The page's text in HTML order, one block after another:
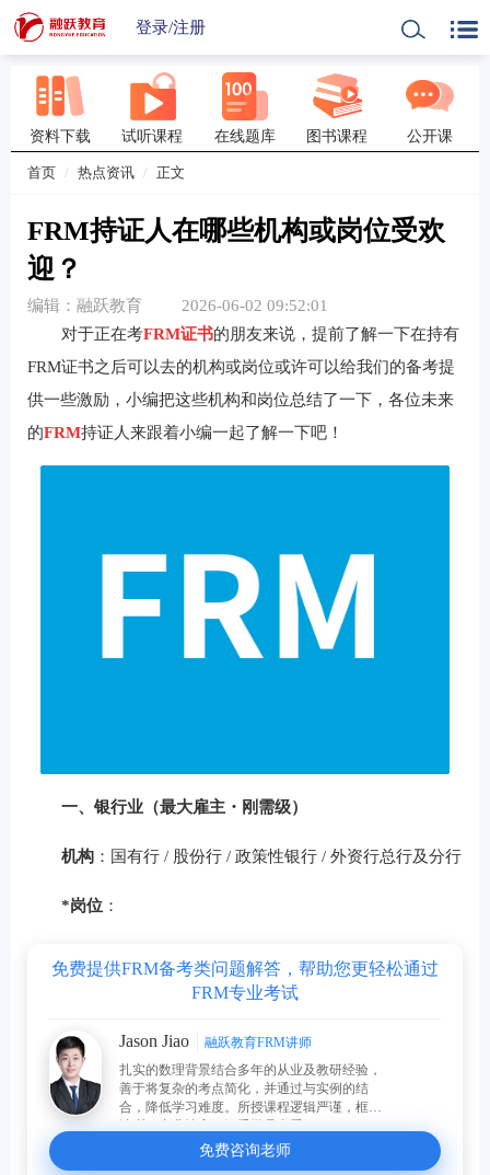
登录/注册
资料下载 试听课程 在线题库 图书课程 公开课
首页 热点资讯 正文
FRM持证人在哪些机构或岗位受欢
迎？
编辑：融跃教育
2026-06-02 09:52:01
对于正在考FRM证书的朋友来说，提前了解一下在持有
FRM证书之后可以去的机构或岗位或许可以给我们的备考提
供一些激励，小编把这些机构和岗位总结了一下，各位未来
的FRM持证人来跟着小编一起了解一下吧！
一、银行业（最大雇主・刚需级）
机构：国有行 / 股份行 / 政策性银行 / 外资行总行及分行
*岗位：
免费提供FRM备考类问题解答，帮助您更轻松通过
FRM专业考试
Jason Jiao
融跃教育FRM讲师
扎实的数理背景结合多年的从业及教研经验，
善于将复杂的考点简化，并通过与实例的结
合，降低学习难度。所授课程逻辑严谨，框架
免费咨询老师